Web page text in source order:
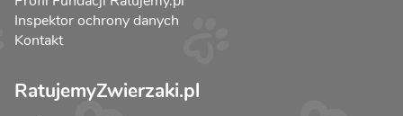
Inspektor ochrony danych
Kontakt
RatujemyZwierzaki.pl